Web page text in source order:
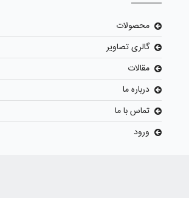
محصولات
گالری تصاویر
مقالات
درباره ما
تماس با ما
ورود